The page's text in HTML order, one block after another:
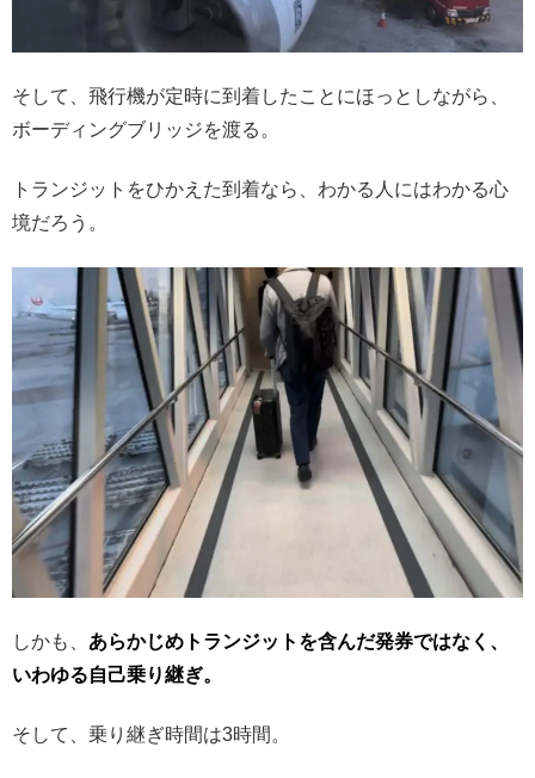
そして、飛行機が定時に到着したことにほっとしながら、
ボーディングブリッジを渡る。
トランジットをひかえた到着なら、わかる人にはわかる心
境だろう。
しかも、 あらかじめトランジットを含んだ発券ではなく、
いわゆる自己乗り継ぎ。
そして、乗り継ぎ時間は3時間。